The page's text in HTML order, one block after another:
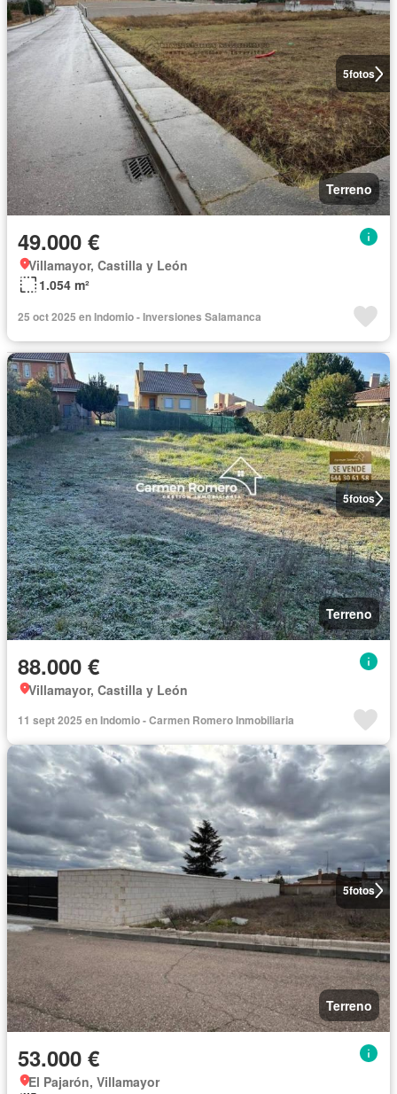
5fotos
Terreno
49.000 €
Villamayor, Castilla y León
1.054 m²
25 oct 2025 en Indomio - Inversiones Salamanca
5fotos
Terreno
88.000 €
Villamayor, Castilla y León
11 sept 2025 en Indomio - Carmen Romero Inmobiliaria
5fotos
Terreno
53.000 €
El Pajarón, Villamayor